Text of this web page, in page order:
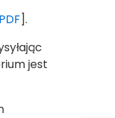
].
jest